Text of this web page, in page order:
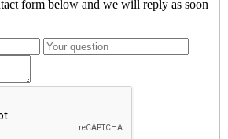
form below and we will reply as soon